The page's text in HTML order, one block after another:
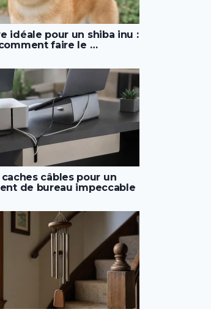
idéale pour un shiba inu :
faire le …
caches câbles pour un
de bureau impeccable